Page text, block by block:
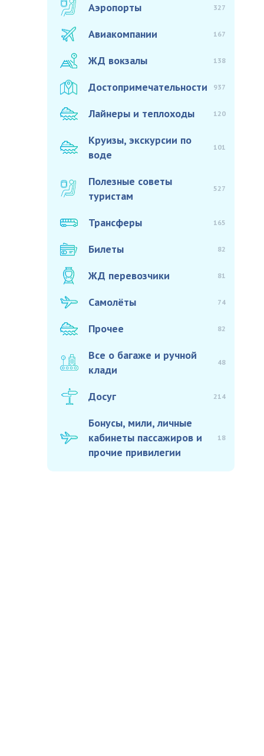
Аэропорты 327
Авиакомпании 167
ЖД вокзалы 138
Достопримечательности 937
Лайнеры и теплоходы 120
Круизы, экскурсии по
воде
101
Полезные советы
туристам
527
Трансферы 165
Билеты 82
ЖД перевозчики 81
Самолёты 74
Прочее 82
Все о багаже и ручной
клади
48
Досуг 214
Бонусы, мили, личные
кабинеты пассажиров и
прочие привилегии
18